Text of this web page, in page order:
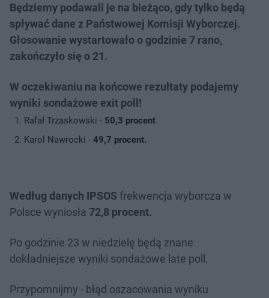
Będziemy podawali je na bieżąco, gdy tylko będą
spływać dane z Państwowej Komisji Wyborczej.
Głosowanie wystartowało o godzinie 7 rano,
zakończyło się o 21.
W oczekiwaniu na końcowe rezultaty podajemy
wyniki sondażowe exit poll!
Rafał Trzaskowski - 50,3 procent
Karol Nawrocki - 49,7 procent.
Według danych IPSOS frekwencja wyborcza w
Polsce wyniosła 72,8 procent.
Po godzinie 23 w niedzielę będą znane
dokładniejsze wyniki sondażowe late poll.
Przypomnijmy - błąd oszacowania wyniku